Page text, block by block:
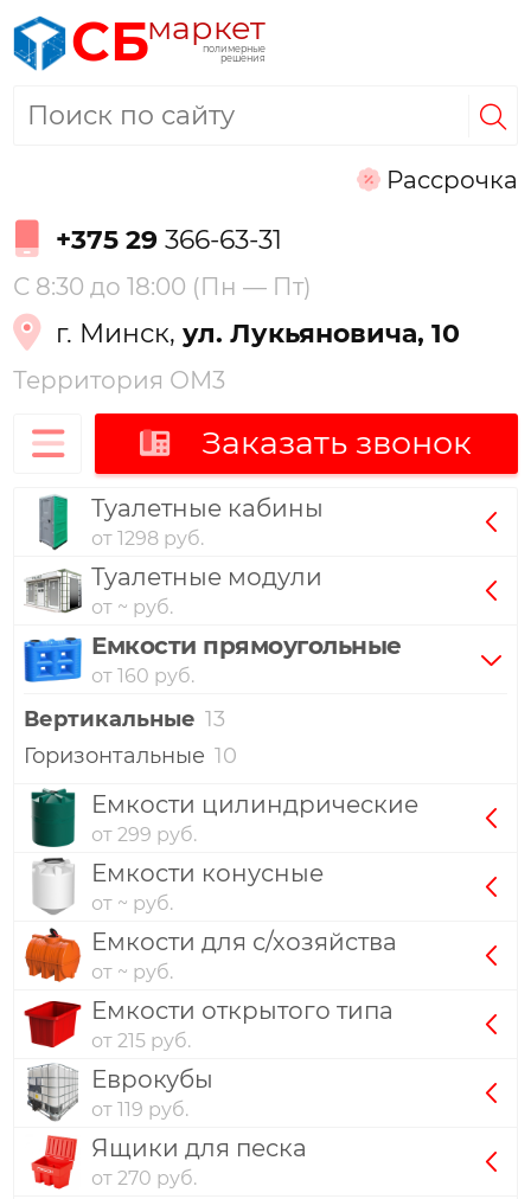
СБмаркет
полимерные
решения
Рассрочка
+375 29 366-63-31
С 8:30 до 18:00 (Пн — Пт)
г. Минск,ул. Лукьяновича, 10
Территория ОМ3
Заказать звонок
Туалетные кабины
от 1298 руб.
Туалетные модули
от ~ руб.
Емкости прямоугольные
от 160 руб.
Вертикальные 13
Горизонтальные 10
Емкости цилиндрические
от 299 руб.
Емкости конусные
от ~ руб.
Емкости для с/хозяйства
от ~ руб.
Емкости открытого типа
от 215 руб.
Еврокубы
от 119 руб.
Ящики для песка
от 270 руб.